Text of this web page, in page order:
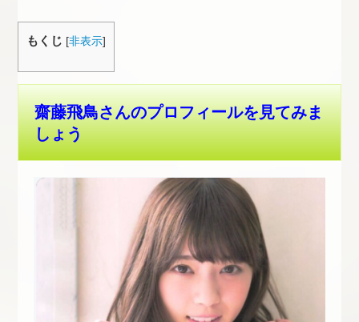
もくじ [非表示]
齋藤飛鳥さんのプロフィールを見てみま
しょう